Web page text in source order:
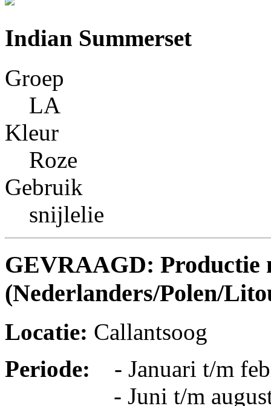
Indian Summerset
Groep
LA
Kleur
Roze
Gebruik
snijlelie
GEVRAAGD: Productie
(Nederlanders/Polen/
Locatie: Callantsoog
Periode: - Januari t/m
- Juni t/m augustus: